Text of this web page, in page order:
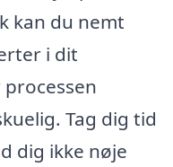
kan du nemt
i dit
Tag dig tid
dig ikke nøje